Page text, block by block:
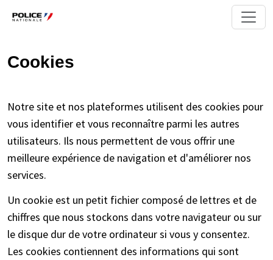
Cookies
Notre site et nos plateformes utilisent des cookies pour
vous identifier et vous reconnaître parmi les autres
utilisateurs. Ils nous permettent de vous offrir une
meilleure expérience de navigation et d'améliorer nos
services.
Un cookie est un petit fichier composé de lettres et de
chiffres que nous stockons dans votre navigateur ou sur
le disque dur de votre ordinateur si vous y consentez.
Les cookies contiennent des informations qui sont